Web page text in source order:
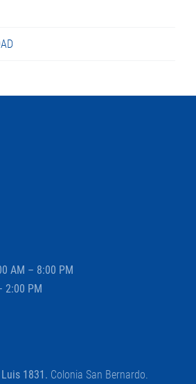
AM – 8:00 PM
2:00 PM
1831. Colonia San Bernardo.